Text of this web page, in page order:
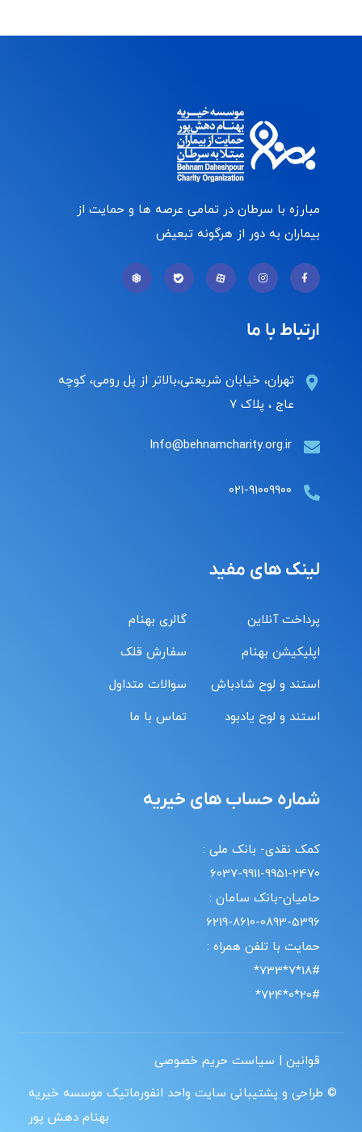
مبارزه با سرطان در تمامی عرصه ها و حمایت از
بیماران به دور از هرگونه تبعیض
ارتباط با ما
تهران، خیابان شریعتی،بالاتر از پل رومی، کوچه
عاج ، پلاک ۷
Info@behnamcharity.org.ir
۰۲۱-۹۱۰۰۹۹۰۰
لینک های مفید
پرداخت آنلاین
اپلیکیشن بهنام
استند و لوح شادباش
استند و لوح یادبود
گالری بهنام
سفارش قلک
سوالات متداول
تماس با ما
شماره حساب های خیریه
کمک نقدی- بانک ملی :
6037-9911-9951-2470
حامیان-بانک سامان :
6219-8610-0893-5396
حمایت با تلفن همراه :
18#*7*733*
20#*0*724*
قوانین | سیاست حریم خصوصی
© طراحی و پشتیبانی سایت واحد انفورماتیک موسسه خیریه
بهنام دهش پور